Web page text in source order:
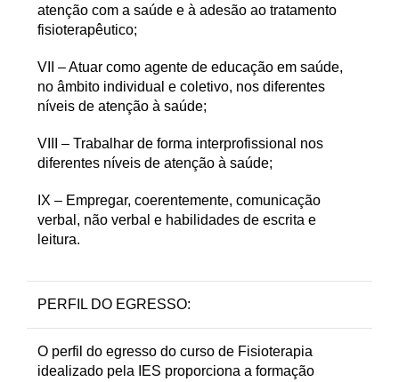
atenção com a saúde e à adesão ao tratamento
fisioterapêutico;
VII – Atuar como agente de educação em saúde,
no âmbito individual e coletivo, nos diferentes
níveis de atenção à saúde;
VIII – Trabalhar de forma interprofissional nos
diferentes níveis de atenção à saúde;
IX – Empregar, coerentemente, comunicação
verbal, não verbal e habilidades de escrita e
leitura.
PERFIL DO EGRESSO:
O perfil do egresso do curso de Fisioterapia
idealizado pela IES proporciona a formação